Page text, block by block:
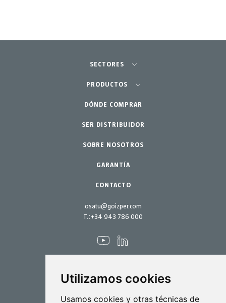
Utilizamos cookies
Usamos cookies y otras técnicas de
osatu@goizper.com
T.:+34 943 786 000
Pulverización
SECTORES
Agricultura-Huerta
Jardinería profesional
Jardín-Hogar
PRODUCTOS
Equipos
Accesorios
Repuestos
Kits mantenimiento
DÓNDE COMPRAR
SER DISTRIBUIDOR
SOBRE NOSOTROS
GARANTÍA
CONTACTO